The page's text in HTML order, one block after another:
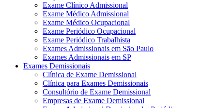
Exame Clínico Admissional
Exame Médico Admissional
Exame Médico Ocupacional
Exame Periódico Ocupacional
Exame Periódico Trabalhista
Exames Admissionais em São Paulo
Exames Admissionais em SP
Exames Demissionais
Clínica de Exame Demissional
Clínica para Exames Demissionais
Consultório de Exame Demissional
Empresas de Exame Demissional